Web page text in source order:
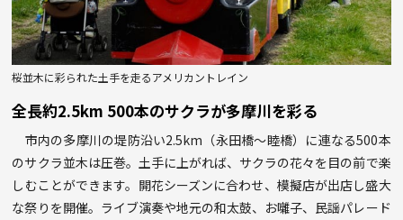
桜並木に彩られた土手を走るアメリカントレイン
全長約2.5km 500本のサクラが多摩川を彩る
市内の多摩川の堤防沿い2.5km（永田橋～睦橋）に連なる500本
のサクラ並木は圧巻。土手に上がれば、サクラの花々を目の前で楽
しむことができます。開花シーズンに合わせ、模擬店が出店し盛大
な祭りを開催。ライブ演奏や地元の和太鼓、お囃子、民謡パレード